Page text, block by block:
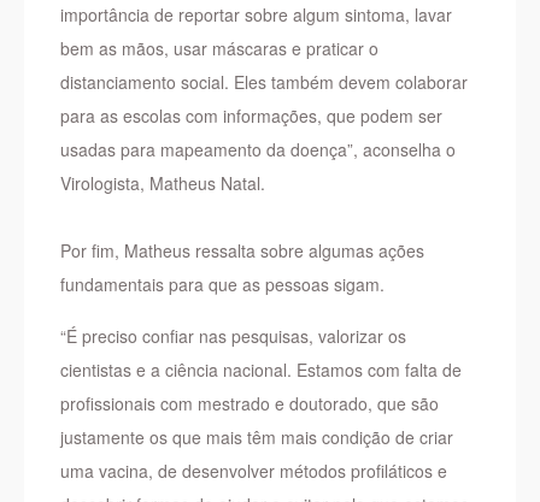
importância de reportar sobre algum sintoma, lavar
bem as mãos, usar máscaras e praticar o
distanciamento social. Eles também devem colaborar
para as escolas com informações, que podem ser
usadas para mapeamento da doença”, aconselha o
Virologista, Matheus Natal.
Por fim, Matheus ressalta sobre algumas ações
fundamentais para que as pessoas sigam.
“É preciso confiar nas pesquisas, valorizar os
cientistas e a ciência nacional. Estamos com falta de
profissionais com mestrado e doutorado, que são
justamente os que mais têm mais condição de criar
uma vacina, de desenvolver métodos profiláticos e